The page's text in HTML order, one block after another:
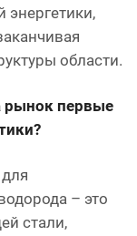
энергетики,
области.
рынок первые
– это
стали,